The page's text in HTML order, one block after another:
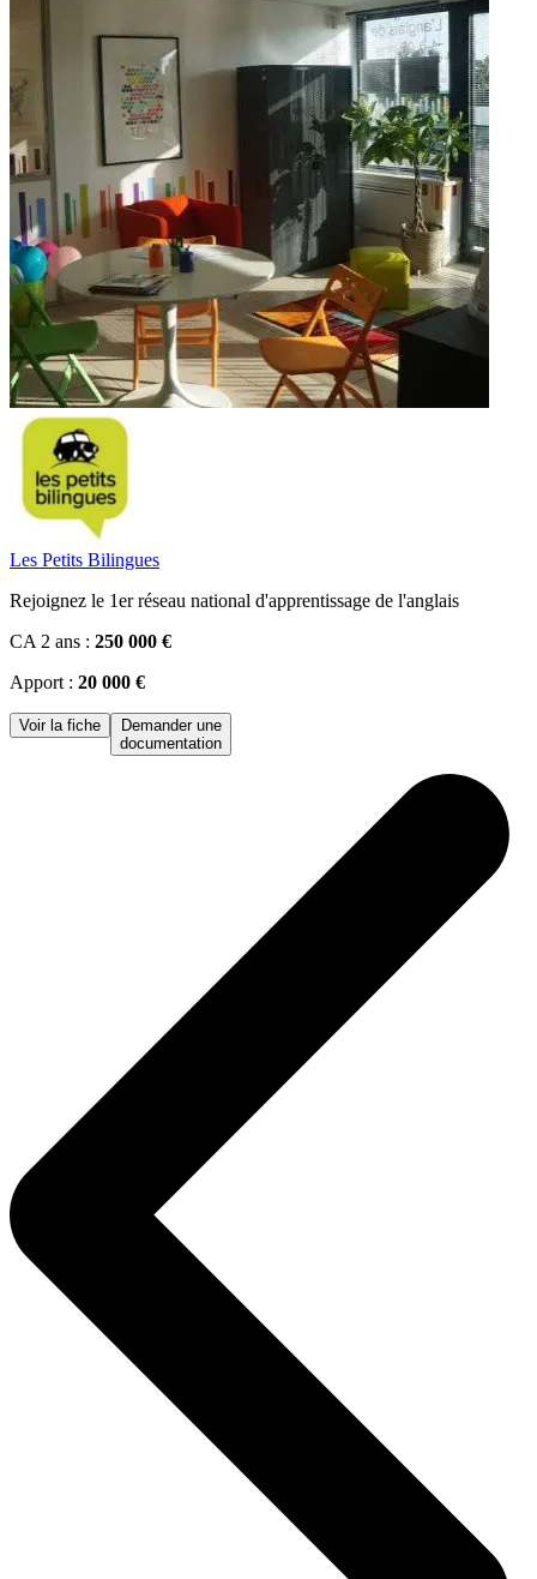
Les Petits Bilingues
Rejoignez le 1er réseau national d'apprentissage de l'anglais
CA 2 ans : 250 000 €
Apport : 20 000 €
Voir la fiche
Demander une
documentation